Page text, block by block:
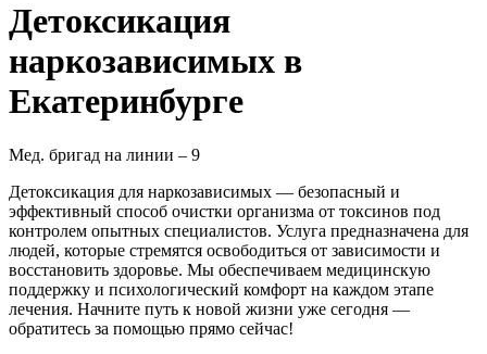
Детоксикация
наркозависимых в
Екатеринбурге
Мед. бригад на линии – 9
Детоксикация для наркозависимых — безопасный и
эффективный способ очистки организма от токсинов под
контролем опытных специалистов. Услуга предназначена для
людей, которые стремятся освободиться от зависимости и
восстановить здоровье. Мы обеспечиваем медицинскую
поддержку и психологический комфорт на каждом этапе
лечения. Начните путь к новой жизни уже сегодня —
обратитесь за помощью прямо сейчас!